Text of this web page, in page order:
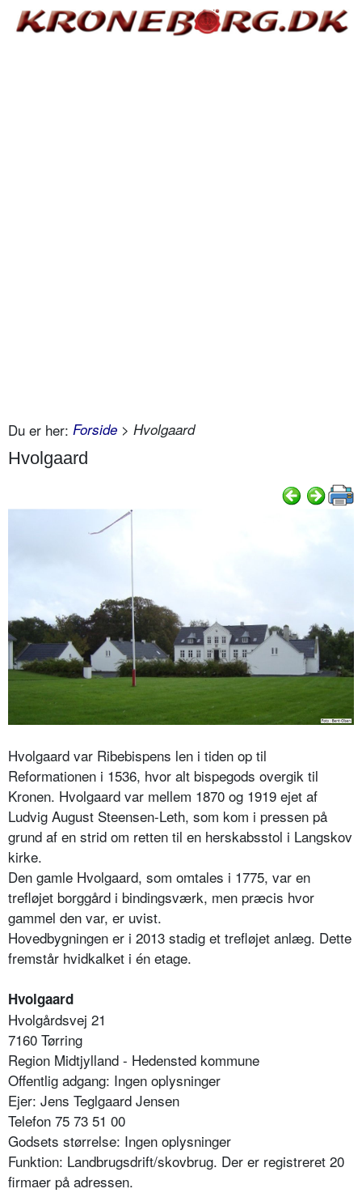
Du er her: Forside > Hvolgaard
Hvolgaard
Hvolgaard var Ribebispens len i tiden op til
Reformationen i 1536, hvor alt bispegods overgik til
Kronen. Hvolgaard var mellem 1870 og 1919 ejet af
Ludvig August Steensen-Leth, som kom i pressen på
grund af en strid om retten til en herskabsstol i Langskov
kirke.
Den gamle Hvolgaard, som omtales i 1775, var en
trefløjet borggård i bindingsværk, men præcis hvor
gammel den var, er uvist.
Hovedbygningen er i 2013 stadig et trefløjet anlæg. Dette
fremstår hvidkalket i én etage.
Hvolgaard
Hvolgårdsvej 21
7160 Tørring
Region Midtjylland - Hedensted kommune
Offentlig adgang: Ingen oplysninger
Ejer: Jens Teglgaard Jensen
Telefon 75 73 51 00
Godsets størrelse: Ingen oplysninger
Funktion: Landbrugsdrift/skovbrug. Der er registreret 20
firmaer på adressen.